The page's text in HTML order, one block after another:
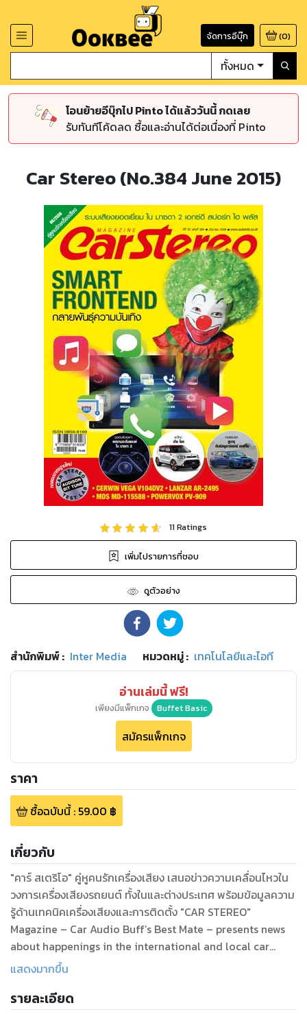
จัดการอีบุ๊ก (0)
ทั้งหมด
โอนย้ายอีบุ๊กไป Pinto ได้แล้ววันนี้ กดเลย
รับทันทีโค้ดลด ซื้อและอ่านได้ต่อเนื่องที่ Pinto
Car Stereo (No.384 June 2015)
11Ratings
เพิ่มไปรายการที่ชอบ
ดูตัวอย่าง
สำนักพิมพ์: Inter Media หมวดหมู่: เทคโนโลยีและไอที
อ่านเล่มนี้ ฟรี!
เพียงมีแพ็กเกจ Buffet Basic
สมัครแพ็กเกจ
ราคา
ซื้อฉบับนี้: 59.00 ฿
เกี่ยวกับ
"คาร์ สเตริโอ" คู่หูคนรักเครื่องเสียง เสนอข่าวความเคลื่อนไหวใน
วงการเครื่องเสียงรถยนต์ ทั้งในและต่างประเทศ พร้อมข้อมูลความ
รู้ด้านเทคนิคเครื่องเสียงและการติดตั้ง "CAR STEREO"
Magazine – Car Audio Buff’s Best Mate – presents news
about happenings in the international and local car
audio circles along with Information and technical
แสดงมากขึ้น
รายละเอียด